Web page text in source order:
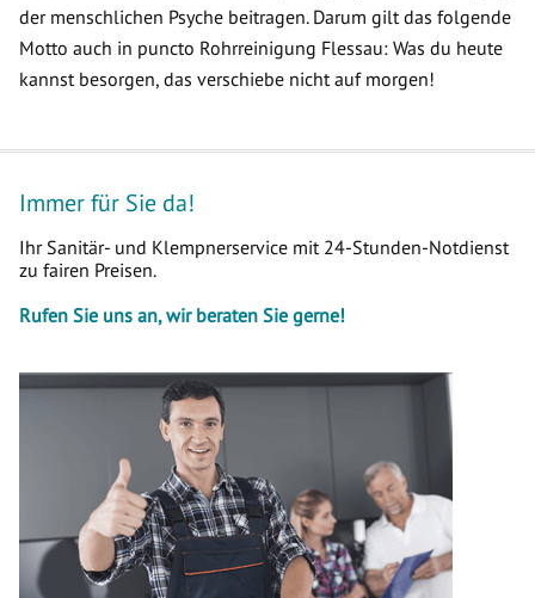
der menschlichen Psyche beitragen. Darum gilt das folgende
Motto auch in puncto Rohrreinigung Flessau: Was du heute
kannst besorgen, das verschiebe nicht auf morgen!
Immer für Sie da!
Ihr Sanitär- und Klempnerservice mit 24-Stunden-Notdienst
zu fairen Preisen.
Rufen Sie uns an, wir beraten Sie gerne!